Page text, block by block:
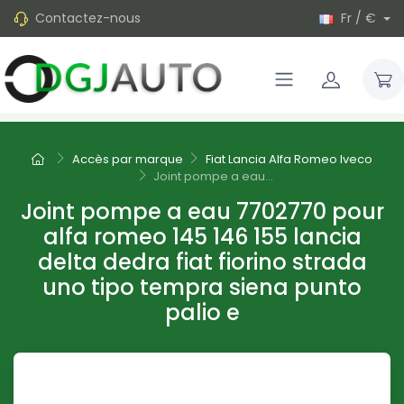
Contactez-nous Fr / €
Accès par marque
Fiat Lancia Alfa Romeo Iveco
Joint pompe a eau...
Joint pompe a eau 7702770 pour
alfa romeo 145 146 155 lancia
delta dedra fiat fiorino strada
uno tipo tempra siena punto
palio e